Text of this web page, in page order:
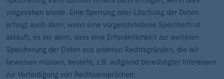
vorgesehen wurde. Eine Sperrung oder Löschung der Daten
erfolgt auch dann, wenn eine vorgeschriebene Speicherfrist
abläuft, es sei denn, dass eine Erforderlichkeit zur weiteren
Speicherung der Daten aus anderen Rechtsgründen, die wir
beweisen müssen, besteht, z.B. aufgrund berechtigter Interessen
zur Verteidigung von Rechtsansprüchen.